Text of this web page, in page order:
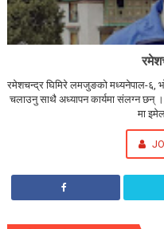
रमेशचन्द्र घिमिरे लमजुङको मध्यनेपाल-६,
चलाउनु साथै अध्यापन कार्यमा संलग्न छन्
मा